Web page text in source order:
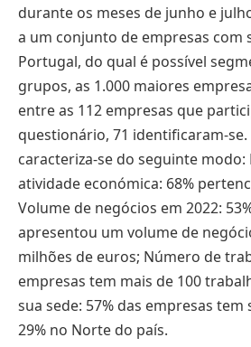
durante os meses de junho e
a um conjunto de empresas com
Portugal, do qual é possível
grupos, as 1.000 maiores
entre as 112 empresas que
questionário, 71 identificaram-
caracteriza-se do seguinte
atividade económica: 68%
Volume de negócios em 2022:
apresentou um volume de
milhões de euros; Número de
empresas tem mais de 100
sua sede: 57% das empresas tem
29% no Norte do país.